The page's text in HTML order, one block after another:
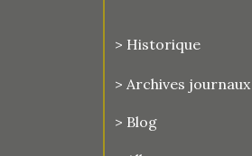
> Historique
> Archives journaux
> Blog